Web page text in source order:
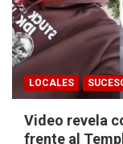
LOCALES
Video revela
frente al